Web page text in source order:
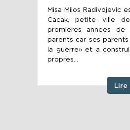
Misa Milos Radivojevic
Cacak, petite ville
premieres annees
parents car ses
la guerre» et a
propres...
Lire